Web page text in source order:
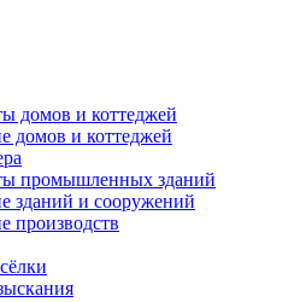
домов и коттеджей
домов и коттеджей
промышленных зданий
зданий и сооружений
производств